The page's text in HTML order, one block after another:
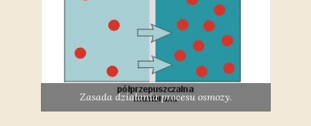
Zasada działania procesu osmozy.